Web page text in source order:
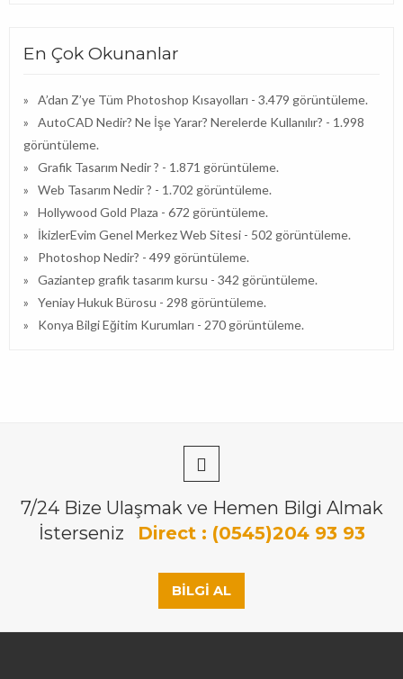
En Çok Okunanlar
A’dan Z’ye Tüm Photoshop Kısayolları - 3.479 görüntüleme.
AutoCAD Nedir? Ne İşe Yarar? Nerelerde Kullanılır? - 1.998
görüntüleme.
Grafik Tasarım Nedir ? - 1.871 görüntüleme.
Web Tasarım Nedir ? - 1.702 görüntüleme.
Hollywood Gold Plaza - 672 görüntüleme.
İkizlerEvim Genel Merkez Web Sitesi - 502 görüntüleme.
Photoshop Nedir? - 499 görüntüleme.
Gaziantep grafik tasarım kursu - 342 görüntüleme.
Yeniay Hukuk Bürosu - 298 görüntüleme.
Konya Bilgi Eğitim Kurumları - 270 görüntüleme.
7/24 Bize Ulaşmak ve Hemen Bilgi Almak
İsterseniz
Direct : (0545)204 93 93
BILGI AL